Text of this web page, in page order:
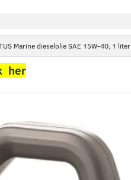
Marine dieselolie SAE 15W-40, 1 liter
her